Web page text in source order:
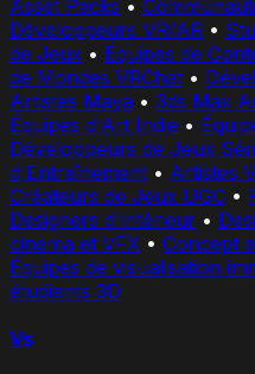
Asset Packs •
Développeurs VR/AR •
de Jeux • Équipes de
de Mondes VRChat •
Artistes Maya • 3ds Max
Équipes d'Art Indie •
Développeurs de Jeux
d'Entraînement • Artistes
Créateurs de Jeux UGC •
Designers d'intérieur •
cinema et VFX • Concept
Équipes de visualisation
étudiants 3D
Vs